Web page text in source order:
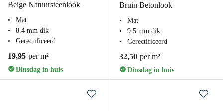
Beige Natuursteenlook
Mat
8.4 mm dik
Gerectificeerd
19,95 per m²
Dinsdag in huis
Bruin Betonlook
Mat
9.5 mm dik
Gerectificeerd
32,50 per m²
Dinsdag in huis